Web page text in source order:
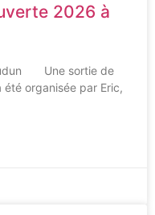
2026 à
Une sortie de
organisée par Eric,